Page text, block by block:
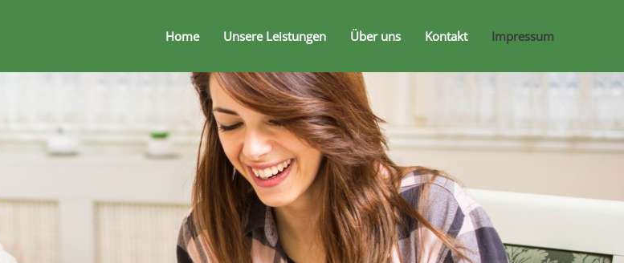
Home Unsere Leistungen Über uns Kontakt Impressum